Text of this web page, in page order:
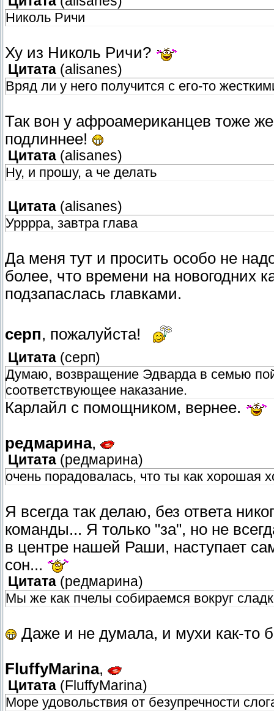
Николь Ричи
Ху из Николь Ричи?
Цитата (alisanes)
Вряд ли у него получится с его-то
Так вон у афроамериканцев тоже
подлиннее!
Цитата (alisanes)
Ну, и прошу, а че делать
Цитата (alisanes)
Урррра, завтра глава
Да меня тут и просить особо не
более, что времени на новогодних
подзапаслась главками.
серп, пожалуйста!
Цитата (серп)
Думаю, возвращение Эдварда в семью
соответствующее наказание.
Карлайл с помощником, вернее.
редмарина,
Цитата (редмарина)
очень порадовалась, что ты как хорошая
Я всегда так делаю, без ответа
команды... Я только "за", но не
в центре нашей Раши, наступает
сон...
Цитата (редмарина)
Мы же как пчелы собираемся вокруг
Даже и не думала, и мухи как-то
FluffyMarina,
Цитата ( FluffyMarina)
Море удовольствия от безупречности